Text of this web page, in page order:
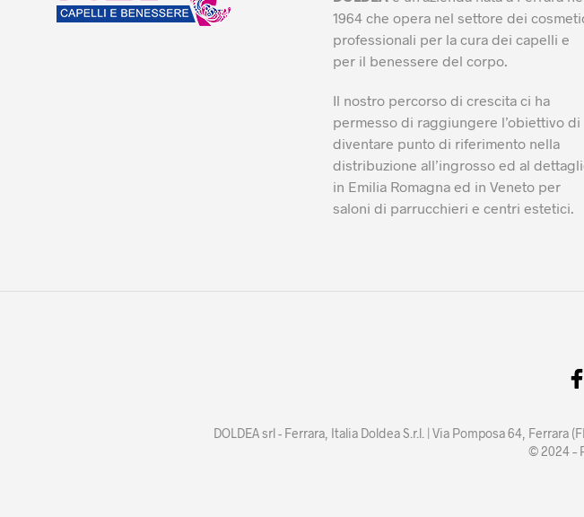
1964 che opera nel settore dei
professionali per la cura dei capelli e
per il benessere del corpo.
Il nostro percorso di crescita ci ha
permesso di raggiungere l’obiettivo di
diventare punto di riferimento nella
distribuzione all’ingrosso ed al
in Emilia Romagna ed in Veneto per
saloni di parrucchieri e centri estetici.
DOLDEA srl - Ferrara, Italia Doldea S.r.l. | Via Pomposa 64, Ferrara
© 2024 –